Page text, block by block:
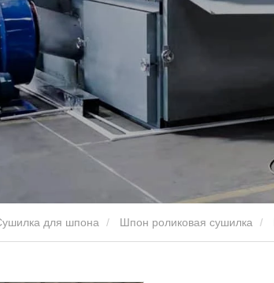
для шпона Шпон роликовая сушилка